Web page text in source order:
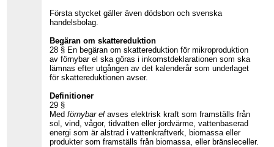
Första stycket gäller även dödsbon och svenska
handelsbolag.
Begäran om skattereduktion
28 § En begäran om skattereduktion för mikroproduktion
av förnybar el ska göras i inkomstdeklarationen som ska
lämnas efter utgången av det kalenderår som underlaget
för skattereduktionen avser.
Definitioner
29 §
Medförnybar el avses elektrisk kraft som framställs från
sol, vind, vågor, tidvatten eller jordvärme, vattenbaserad
energi som är alstrad i vattenkraftverk, biomassa eller
produkter som framställs från biomassa, eller bränsleceller.